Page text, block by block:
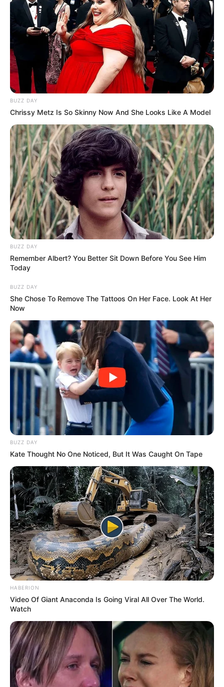
BUZZ DAY
Chrissy Metz Is So Skinny Now And She Looks Like A Model
BUZZ DAY
Remember Albert? You Better Sit Down Before You See Him
Today
BUZZ DAY
She Chose To Remove The Tattoos On Her Face. Look At Her
Now
BUZZ DAY
Kate Thought No One Noticed, But It Was Caught On Tape
HABERION
Video Of Giant Anaconda Is Going Viral All Over The World.
Watch